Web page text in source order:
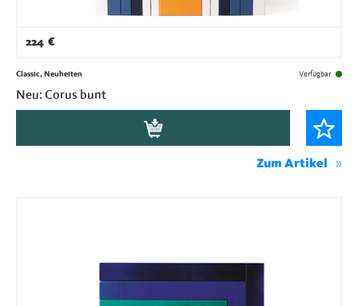
224 €
Classic, Neuheiten Verfügbar
Neu: Corus bunt
Zum Artikel